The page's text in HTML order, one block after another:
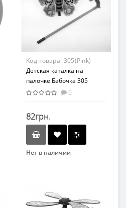
Возраст
От 3-х лет
Возрастная группа
От 3 лет
Материал
Пластик
Код товара: 305(Pink)
Детская каталка на
палочке Бабочка 305
машет крыльями
0
82грн.
Нет в наличии
Каталка